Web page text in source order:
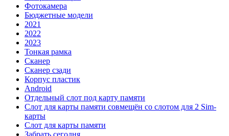
Фотокамера
Бюджетные модели
2021
2022
2023
Тонкая рамка
Сканер
Сканер сзади
Корпус пластик
Android
Отдельный слот под карту памяти
Слот для карты памяти совмещён со слотом для 2 Sim-
карты
Слот для карты памяти
Забрать сегодня